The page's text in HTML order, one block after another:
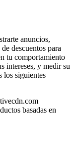
anuncios,
descuentos para
tu comportamiento
intereses, y medir su
los siguientes
basadas en